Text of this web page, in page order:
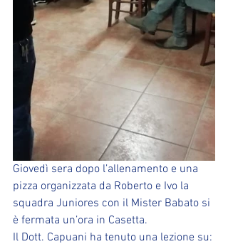
Giovedì sera dopo l’allenamento e una
pizza organizzata da Roberto e Ivo la
squadra Juniores con il Mister Babato si
è fermata un’ora in Casetta.
Il Dott. Capuani ha tenuto una lezione su: